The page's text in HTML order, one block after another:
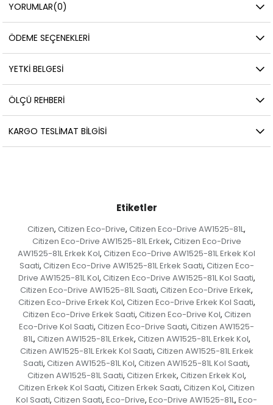
YORUMLAR(0)
ÖDEME SEÇENEKLERI
YETKİ BELGESİ
ÖLÇÜ REHBERI
KARGO TESLIMAT BILGISI
Etiketler
Citizen, Citizen Eco-Drive, Citizen Eco-Drive AW1525-81L,
Citizen Eco-Drive AW1525-81L Erkek, Citizen Eco-Drive
AW1525-81L Erkek Kol, Citizen Eco-Drive AW1525-81L Erkek Kol
Saati, Citizen Eco-Drive AW1525-81L Erkek Saati, Citizen Eco-
Drive AW1525-81L Kol, Citizen Eco-Drive AW1525-81L Kol Saati,
Citizen Eco-Drive AW1525-81L Saati, Citizen Eco-Drive Erkek,
Citizen Eco-Drive Erkek Kol, Citizen Eco-Drive Erkek Kol Saati,
Citizen Eco-Drive Erkek Saati, Citizen Eco-Drive Kol, Citizen
Eco-Drive Kol Saati, Citizen Eco-Drive Saati, Citizen AW1525-
81L, Citizen AW1525-81L Erkek, Citizen AW1525-81L Erkek Kol,
Citizen AW1525-81L Erkek Kol Saati, Citizen AW1525-81L Erkek
Saati, Citizen AW1525-81L Kol, Citizen AW1525-81L Kol Saati,
Citizen AW1525-81L Saati, Citizen Erkek, Citizen Erkek Kol,
Citizen Erkek Kol Saati, Citizen Erkek Saati, Citizen Kol, Citizen
Kol Saati, Citizen Saati, Eco-Drive, Eco-Drive AW1525-81L, Eco-